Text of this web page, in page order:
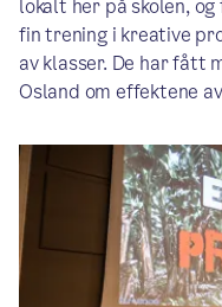
lokalt her på skolen,
fin trening i kreative
av klasser. De har fått
Osland om effektene